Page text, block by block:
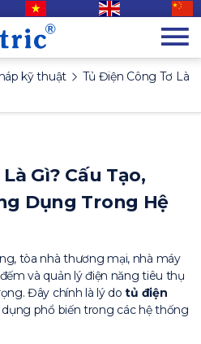
kỹ thuật
Tủ Điện Công Tơ Là
Gì? Cấu Tạo,
Dụng Trong Hệ
tòa nhà thương mại, nhà máy
và quản lý điện năng tiêu thụ
Đây chính là lý dotủ điện
phổ biến trong các hệ thống